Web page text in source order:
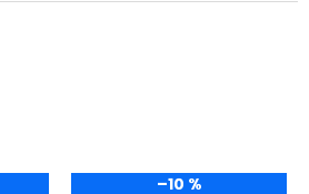
–10 %